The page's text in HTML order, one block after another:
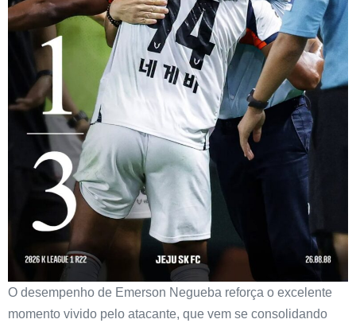
O desempenho de Emerson Negueba reforça o excelente
momento vivido pelo atacante, que vem se consolidando